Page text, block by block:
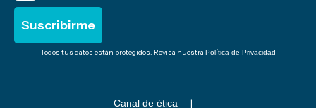
Todos tus datos están protegidos. Revisa nuestra Política de Privacidad
Canal de ética